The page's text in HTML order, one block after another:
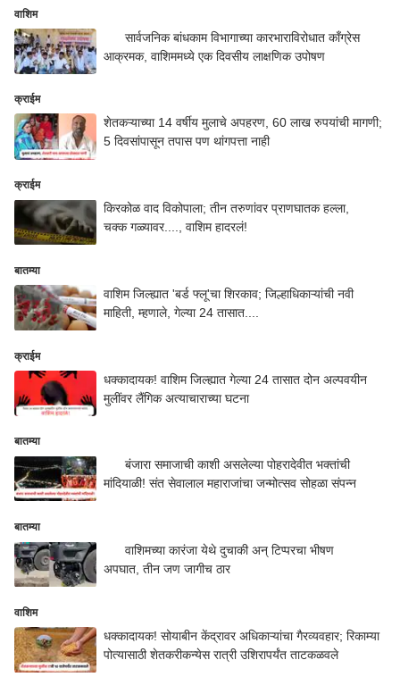
वाशिम
सार्वजनिक बांधकाम विभागाच्या कारभाराविरोधात काँग्रेस
आक्रमक, वाशिममध्ये एक दिवसीय लाक्षणिक उपोषण
क्राईम
शेतकऱ्याच्या 14 वर्षीय मुलाचे अपहरण, 60 लाख रुपयांची मागणी;
5 दिवसांपासून तपास पण थांगपत्ता नाही
क्राईम
किरकोळ वाद विकोपाला; तीन तरुणांवर प्राणघातक हल्ला,
चक्क गळ्यावर...., वाशिम हादरलं!
बातम्या
वाशिम जिल्ह्यात 'बर्ड फ्लू'चा शिरकाव; जिल्हाधिकाऱ्यांची नवी
माहिती, म्हणाले, गेल्या 24 तासात....
क्राईम
धक्कादायक! वाशिम जिल्ह्यात गेल्या 24 तासात दोन अल्पवयीन
मुलींवर लैंगिक अत्याचाराच्या घटना
बातम्या
बंजारा समाजाची काशी असलेल्या पोहरादेवीत भक्तांची
मांदियाळी! संत सेवालाल महाराजांचा जन्मोत्सव सोहळा संपन्न
बातम्या
वाशिमच्या कारंजा येथे दुचाकी अन् टिप्परचा भीषण
अपघात, तीन जण जागीच ठार
वाशिम
धक्कादायक! सोयाबीन केंद्रावर अधिकाऱ्यांचा गैरव्यवहार; रिकाम्या
पोत्यासाठी शेतकरीकन्येस रात्री उशिरापर्यंत ताटकळवले